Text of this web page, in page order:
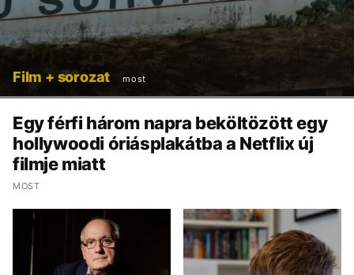
Film + sorozat most
Egy férfi három napra beköltözött egy
hollywoodi óriásplakátba a Netflix új
filmje miatt
MOST